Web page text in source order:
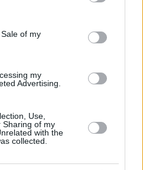
and its third-party tags to
purposes in below Google
of my
my
Advertising.
Use,
Sharing of my
with the
collected.
των
εν
viral
στον
τη